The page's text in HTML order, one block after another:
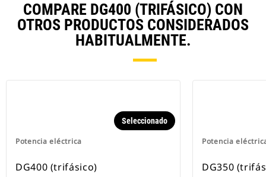
COMPARE DG400 (TRIFÁSICO) CON
OTROS PRODUCTOS CONSIDERADOS
HABITUALMENTE.
Potencia eléctrica
Seleccionado
DG400 (trifásico)
Potencia
DG350